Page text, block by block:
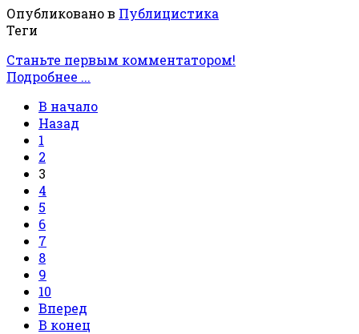
Опубликовано в Публицистика
Теги
Станьте первым комментатором!
Подробнее ...
В начало
Назад
1
2
3
4
5
6
7
8
9
10
Вперед
В конец